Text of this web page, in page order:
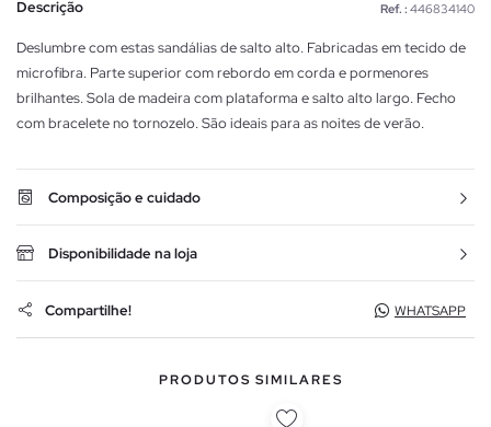
Descrição Ref. : 446834140
Deslumbre com estas sandálias de salto alto. Fabricadas em tecido de
microfibra. Parte superior com rebordo em corda e pormenores
brilhantes. Sola de madeira com plataforma e salto alto largo. Fecho
com bracelete no tornozelo. São ideais para as noites de verão.
Composição e cuidado
Disponibilidade na loja
Compartilhe! WHATSAPP
PRODUTOS SIMILARES